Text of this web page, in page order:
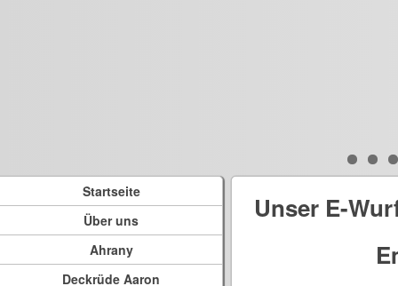
Startseite
Über uns
Ahrany
Deckrüde Aaron
Unser E-